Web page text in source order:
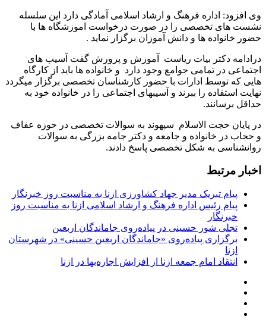
وی افزود: اداره فرهنگ و ارشاد اسلامی آمادگی دارد این سلسله
نشست های تخصصی را در صورت درخواست اموزشگاه ها با
حضور خانواده ها و دانش آموزان برگزار نماید .
درادامه دکتر بیات ریاست آموزش و پرورش گفت آسیب های
اجتماعی در تمامی جوامع وجود دارد و خانواده ها باید از کارگاه
هایی که توسط ادارات با حضور کارشناسان تخصصی برگزار میگردد
نهایت استفاده را ببرند و آسیبهای اجتماعی را در خانواده خود به
حداقل برسانند.
در پایان حجت الاسلام سپهوند به سوالات تخصصی در حوزه عفاف
و حجاب در خانواده و جامعه و دکتر جامه بزرگی به سوالات
روانشناسی به شکل تخصصی پاسخ دادند.
اخبار مرتبط
پیام تبریک مدیر جهاد کشاورزی ازنا به مناسبت روز خبرنگار
پیام رئیس اداره فرهنگ و ارشاد اسلامی ازنا به مناسبت روز
خبرنگار
تجلی شور حسینی در پیاده‌روی جاماندگان اربعین
برگزاری پیاده‌روی «جاماندگان اربعین حسینی» در شهرستان
ازنا
انتقاد امام جمعه ازنا از افزایش اجاره‌بها در ازنا